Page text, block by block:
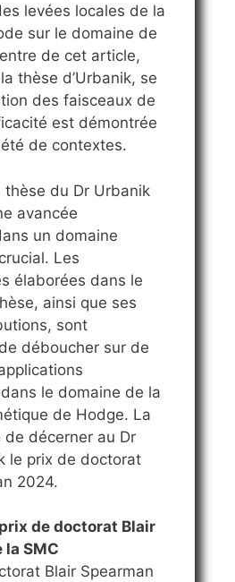
levées locales de la
sur le domaine de
de cet article,
thèse d’Urbanik, se
des faisceaux de
est démontrée
de contextes.
thèse du Dr Urbanik
avancée
un domaine
Les
élaborées dans le
ainsi que ses
sont
déboucher sur de
le domaine de la
de Hodge. La
de décerner au Dr
le prix de doctorat
2024.
de doctorat Blair
la SMC
Blair Spearman